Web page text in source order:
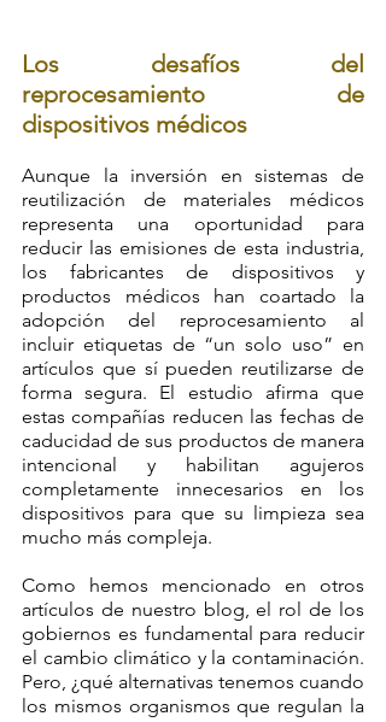
Los desafíos del
reprocesamiento de
dispositivos médicos
Aunque la inversión en sistemas de
reutilización de materiales médicos
representa una oportunidad para
reducir las emisiones de esta industria,
los fabricantes de dispositivos y
productos médicos han coartado la
adopción del reprocesamiento al
incluir etiquetas de “un solo uso” en
artículos que sí pueden reutilizarse de
forma segura. El estudio afirma que
estas compañías reducen las fechas de
caducidad de sus productos de manera
intencional y habilitan agujeros
completamente innecesarios en los
dispositivos para que su limpieza sea
mucho más compleja.
Como hemos mencionado en otros
artículos de nuestro blog, el rol de los
gobiernos es fundamental para reducir
el cambio climático y la contaminación.
Pero, ¿qué alternativas tenemos cuando
los mismos organismos que regulan la